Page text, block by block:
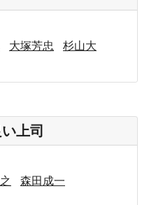
大塚芳忠
杉山大
上司
森田成一